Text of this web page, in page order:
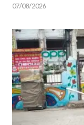
07/08/2026